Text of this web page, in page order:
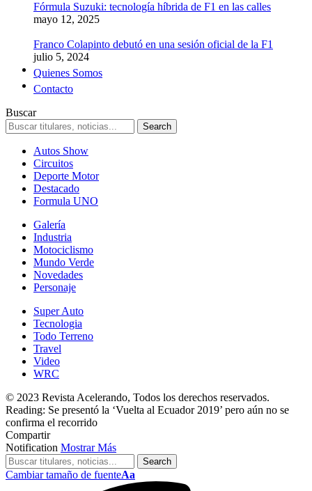
Fórmula Suzuki: tecnología híbrida de F1 en las calles
mayo 12, 2025
Franco Colapinto debutó en una sesión oficial de la F1
julio 5, 2024
Quienes Somos
Contacto
Buscar
Autos Show
Circuitos
Deporte Motor
Destacado
Formula UNO
Galería
Industria
Motociclismo
Mundo Verde
Novedades
Personaje
Super Auto
Tecnologia
Todo Terreno
Travel
Video
WRC
© 2023 Revista Acelerando, Todos los derechos reservados.
Reading: Se presentó la ‘Vuelta al Ecuador 2019’ pero aún no se
confirma el recorrido
Compartir
Notification Mostrar Más
Cambiar tamaño de fuenteAa